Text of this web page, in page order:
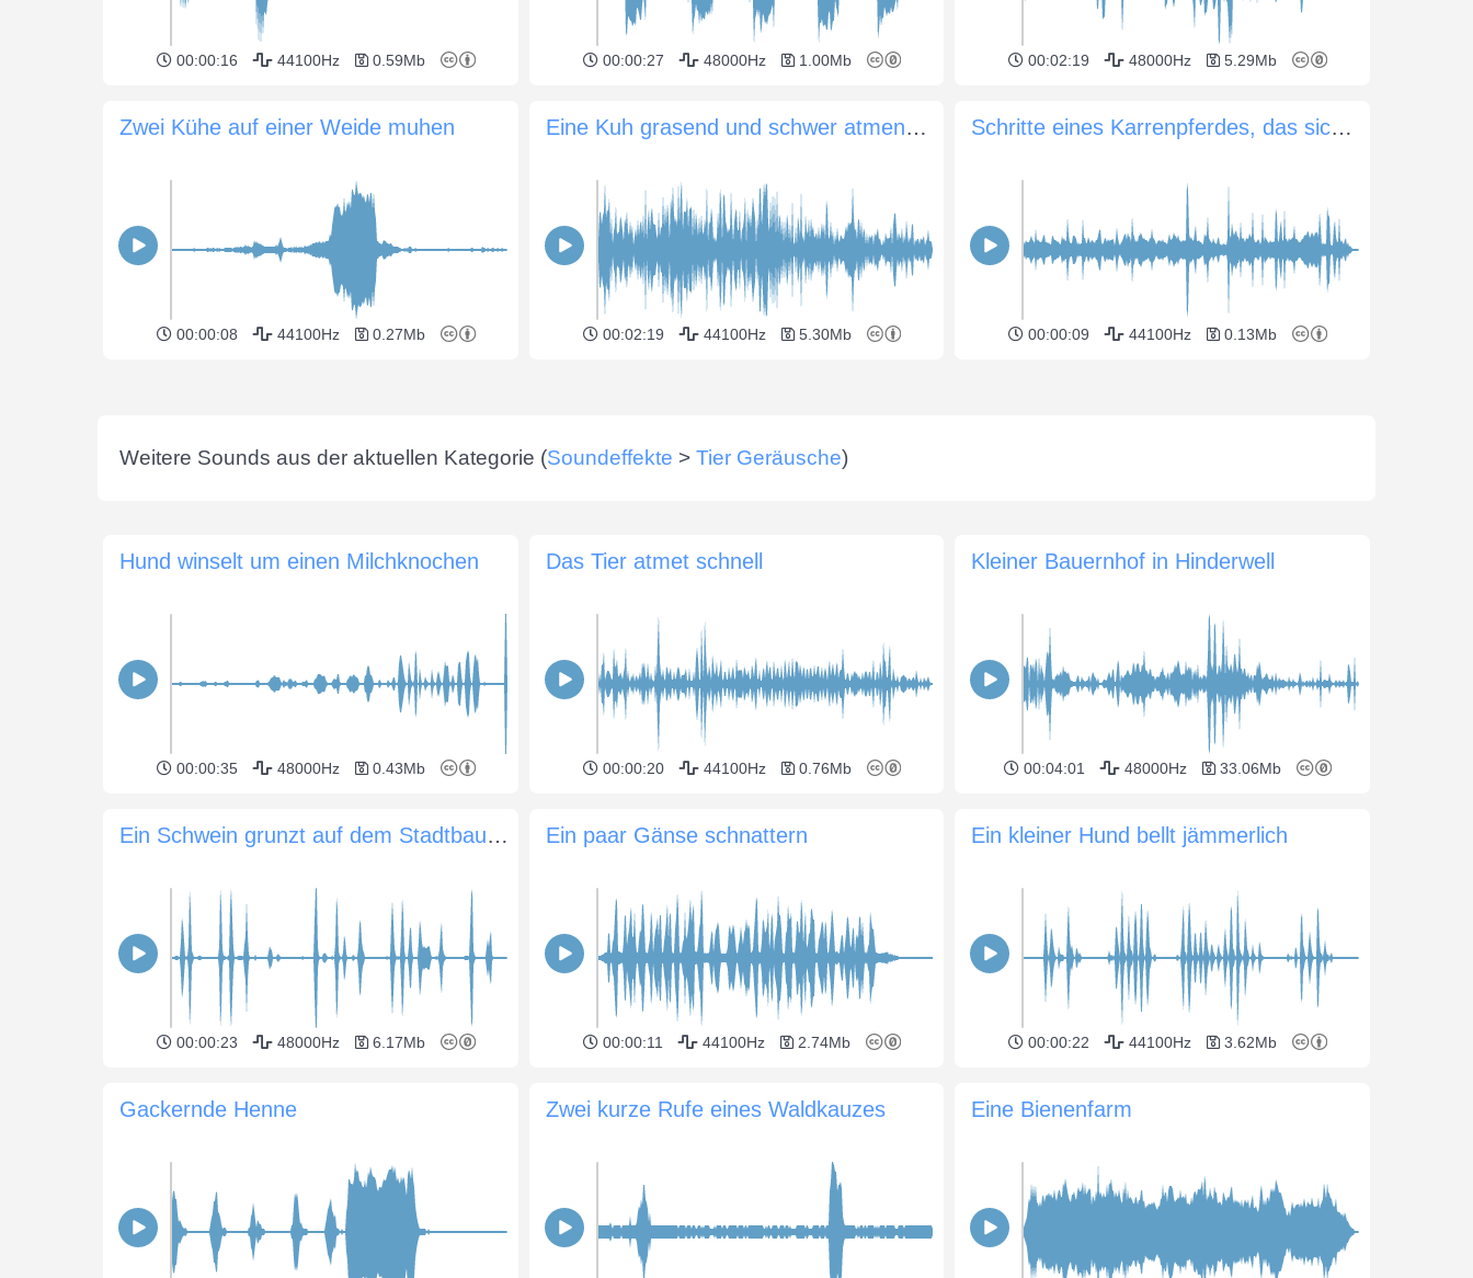
00:00:16 44100Hz 0.59Mb 00:00:27 48000Hz 1.00Mb 00:02:19 48000Hz 5.29Mb
Zwei Kühe auf einer Weide muhen
00:00:08 44100Hz 0.27Mb
Eine Kuh grasend und schwer atmend auf dem Boden
00:02:19 44100Hz 5.30Mb
Schritte eines Karrenpferdes, das sich über Kopfsteinpflaster bewegt
00:00:09 44100Hz 0.13Mb
Weitere Sounds aus der aktuellen Kategorie (Soundeffekte > Tier Geräusche)
Hund winselt um einen Milchknochen
00:00:35 48000Hz 0.43Mb
Das Tier atmet schnell
00:00:20 44100Hz 0.76Mb
Kleiner Bauernhof in Hinderwell
00:04:01 48000Hz 33.06Mb
Ein Schwein grunzt auf dem Stadtbauernhof
00:00:23 48000Hz 6.17Mb
Ein paar Gänse schnattern
00:00:11 44100Hz 2.74Mb
Ein kleiner Hund bellt jämmerlich
00:00:22 44100Hz 3.62Mb
Gackernde Henne Zwei kurze Rufe eines Waldkauzes Eine Bienenfarm